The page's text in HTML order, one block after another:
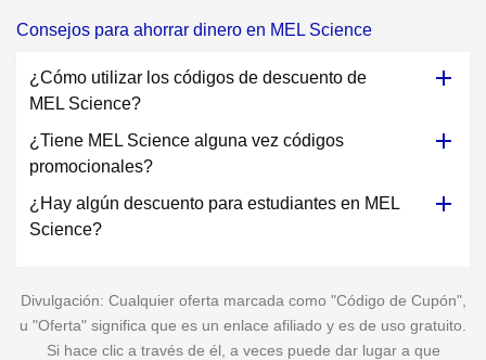
Consejos para ahorrar dinero en MEL Science
¿Cómo utilizar los códigos de descuento de
MEL Science?
¿Tiene MEL Science alguna vez códigos
promocionales?
¿Hay algún descuento para estudiantes en MEL
Science?
Divulgación: Cualquier oferta marcada como "Código de Cupón",
u "Oferta" significa que es un enlace afiliado y es de uso gratuito.
Si hace clic a través de él, a veces puede dar lugar a que